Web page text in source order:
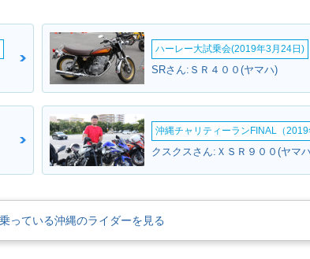
ハーレー大試乗会(2019年3月24日)
SRさん:ＳＲ４００(ヤマハ)
沖縄チャリティーランFINAL（2019
クスクスさん:ＸＳＲ９００(ヤマ
っている沖縄のライダーを見る